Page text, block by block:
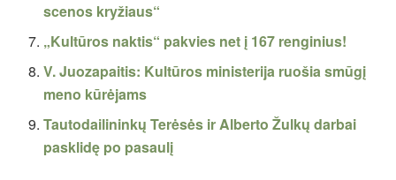
scenos kryžiaus“
„Kultūros naktis“ pakvies net į 167 renginius!
V. Juozapaitis: Kultūros ministerija ruošia smūgį
meno kūrėjams
Tautodailininkų Terėsės ir Alberto Žulkų darbai
pasklidę po pasaulį